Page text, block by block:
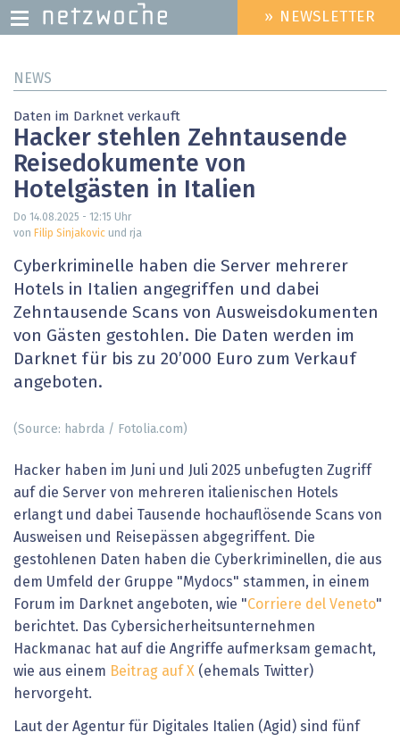
zum
HEADER
MENU
» NEWSLETTER
NEWS
Daten im Darknet verkauft
Hacker stehlen Zehntausende
Reisedokumente von
Hotelgästen in Italien
Do 14.08.2025 - 12:15 Uhr
von Filip Sinjakovic und rja
Cyberkriminelle haben die Server mehrerer
Hotels in Italien angegriffen und dabei
Zehntausende Scans von Ausweisdokumenten
von Gästen gestohlen. Die Daten werden im
Darknet für bis zu 20’000 Euro zum Verkauf
angeboten.
(Source: habrda / Fotolia.com)
Hacker haben im Juni und Juli 2025 unbefugten Zugriff
auf die Server von mehreren italienischen Hotels
erlangt und dabei Tausende hochauflösende Scans von
Ausweisen und Reisepässen abgegriffent. Die
gestohlenen Daten haben die Cyberkriminellen, die aus
dem Umfeld der Gruppe "Mydocs" stammen, in einem
Forum im Darknet angeboten, wie "Corriere del Veneto"
berichtet. Das Cybersicherheitsunternehmen
Hackmanac hat auf die Angriffe aufmerksam gemacht,
wie aus einem Beitrag auf X (ehemals Twitter)
hervorgeht.
Laut der Agentur für Digitales Italien (Agid) sind fünf